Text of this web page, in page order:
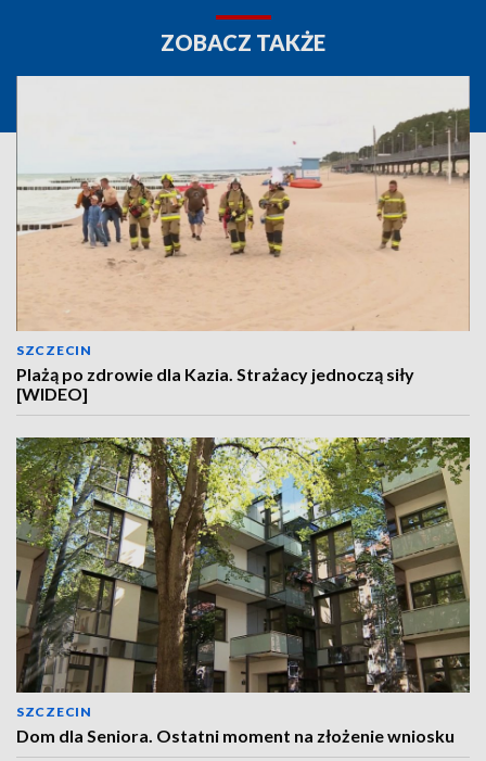
ZOBACZ TAKŻE
SZCZECIN
Plażą po zdrowie dla Kazia. Strażacy jednoczą siły
[WIDEO]
SZCZECIN
Dom dla Seniora. Ostatni moment na złożenie wniosku